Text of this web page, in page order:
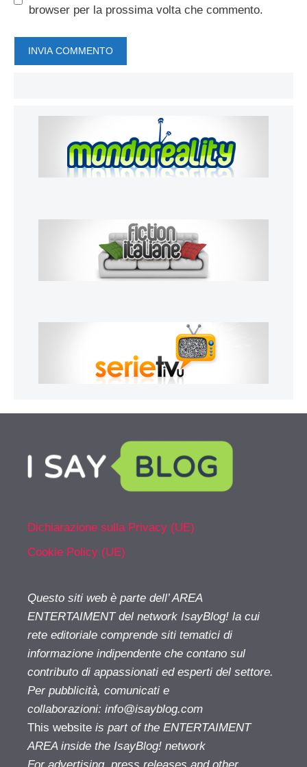
browser per la prossima volta che commento.
Dichiarazione sulla Privacy (UE)
Cookie Policy (UE)
Questo siti web è parte dell’ AREA
ENTERTAIMENT del network IsayBlog! la cui
rete editoriale comprende siti tematici di
informazione indipendente che contano sul
contributo di appassionati ed esperti del settore.
Per pubblicità, comunicati e
collaborazioni: info@isayblog.com
This website is part of the ENTERTAIMENT
AREA inside the IsayBlog! network